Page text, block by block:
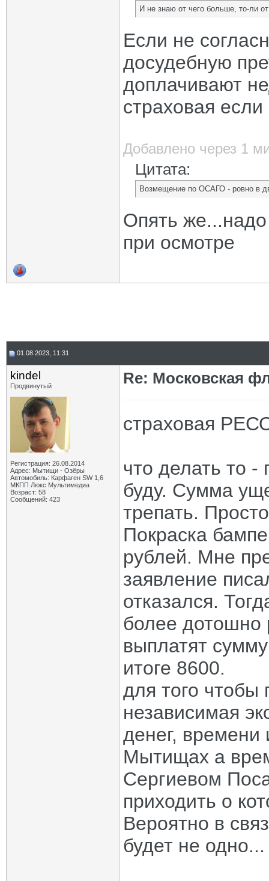
И не знаю от чего больше, то-ли
Если не
досудебную
доплачивают
страховая если
Добавлено через 1
Цитата:
Возмещение по ОСАГО - ровно в
Опять же...надо
при осмотре
01.08.2023, 11:31
kindel
Продвинутый
Регистрация: 26.08.2014
Адрес: Мытищи - Озёры
Автомобиль: Карфаген SW 1,6
МКПП Люкс Мультимедиа
Возраст: 58
Сообщений: 423
Re: Московская
страховая
что делать то -
буду. Сумма
трепать.
Покраска
рублей. Мне
заявление
отказался.
более дотошно
выплатят
итоге 8600.
для того чтобы
независимая
денег, времени
Мытищах а
Сергиевом
приходить о
Вероятно в
будет не одно...